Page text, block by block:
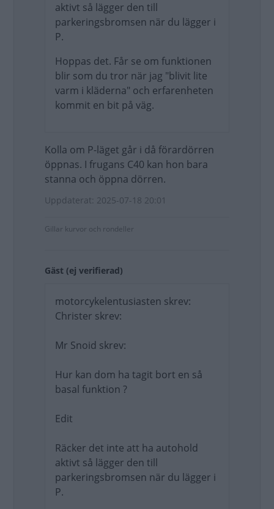
aktivt så lägger den till
parkeringsbromsen när du lägger i
P.
Hoppas det. Får se om funktionen
blir som du tror när jag "blivit lite
varm i kläderna" och erfarenheten
kommit en bit på väg.
Kolla om P-läget går i då förardörren
öppnas. I frugans C40 kan hon bara
stanna och öppna dörren.
Uppdaterat: 2025-07-18 20:01
Gillar kurvor och rondeller
Gäst (ej verifierad)
motorcykelentusiasten skrev:
Christer skrev:
Mr Snoid skrev:
Hur kan dom ha tagit bort en så
basal funktion ?
Edit
Räcker det inte att ha autohold
aktivt så lägger den till
parkeringsbromsen när du lägger i
P.